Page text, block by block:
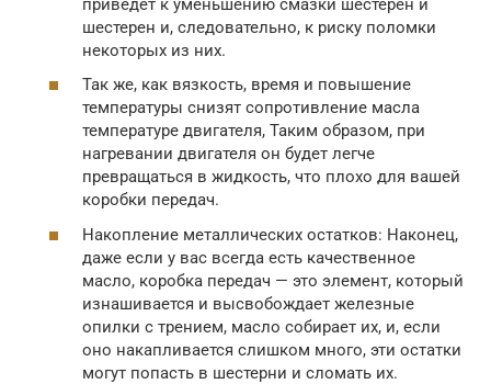
приведет к уменьшению смазки шестерен и
шестерен и, следовательно, к риску поломки
некоторых из них.
Так же, как вязкость, время и повышение
температуры снизят сопротивление масла
температуре двигателя, Таким образом, при
нагревании двигателя он будет легче
превращаться в жидкость, что плохо для вашей
коробки передач.
Накопление металлических остатков: Наконец,
даже если у вас всегда есть качественное
масло, коробка передач — это элемент, который
изнашивается и высвобождает железные
опилки с трением, масло собирает их, и, если
оно накапливается слишком много, эти остатки
могут попасть в шестерни и сломать их.